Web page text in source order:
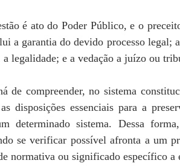
é ato do Poder Público, e o
a garantia do devido processo legal;
legalidade; e a vedação a juízo ou
de compreender, no sistema
disposições essenciais para a
determinado sistema. Dessa
se verificar possível afronta a um
normativa ou significado específico a